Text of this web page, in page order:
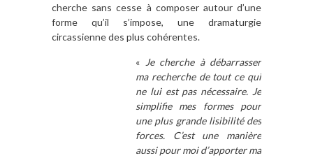
cherche sans cesse à composer autour d’une
forme qu’il s’impose, une dramaturgie
circassienne des plus cohérentes.
«
Je cherche à débarrasser
ma recherche de tout ce qui
ne lui est pas nécessaire. Je
simplifie mes formes pour
une plus grande lisibilité des
forces. C’est une manière
aussi pour moi d’apporter ma